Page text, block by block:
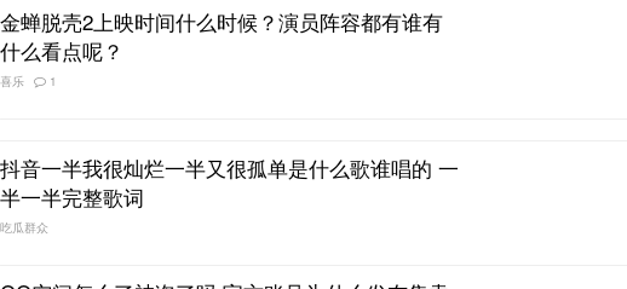
金蝉脱壳2上映时间什么时候？演员阵容都有谁有
什么看点呢？
喜乐 1
抖音一半我很灿烂一半又很孤单是什么歌谁唱的 一
半一半完整歌词
吃瓜群众
QQ空间怎么了被盗了吗 官方账号为什么发布售卖